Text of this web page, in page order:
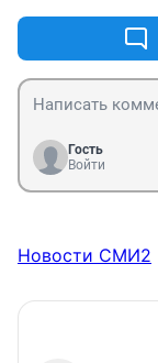
Гость
Войти
Новости СМИ2